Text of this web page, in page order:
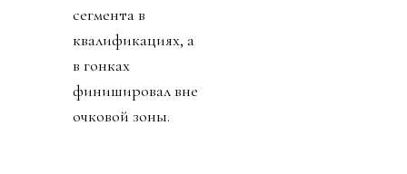
сегмента в
квалификациях, а
в гонках
финишировал вне
очковой зоны.